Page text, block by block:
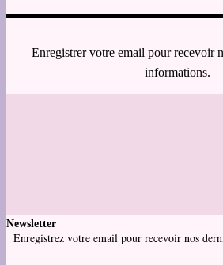
Enregistrer votre email pour recevoir
informations.
Newsletter
Enregistrez votre email pour recevoir nos